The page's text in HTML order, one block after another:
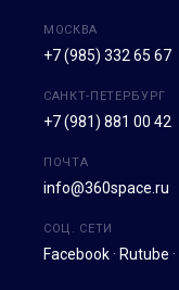
МОСКВА
+7 (985) 332 65 67
САНКТ-ПЕТЕРБУРГ
+7 (981) 881 00 42
ПОЧТА
info@360space.ru
СОЦ. СЕТИ
Facebook · Rutube ·